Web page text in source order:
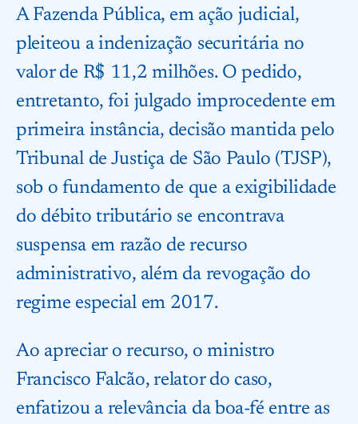
A Fazenda Pública, em ação judicial,
pleiteou a indenização securitária no
valor de R$ 11,2 milhões. O pedido,
entretanto, foi julgado improcedente em
primeira instância, decisão mantida pelo
Tribunal de Justiça de São Paulo (TJSP),
sob o fundamento de que a exigibilidade
do débito tributário se encontrava
suspensa em razão de recurso
administrativo, além da revogação do
regime especial em 2017.
Ao apreciar o recurso, o ministro
Francisco Falcão, relator do caso,
enfatizou a relevância da boa-fé entre as